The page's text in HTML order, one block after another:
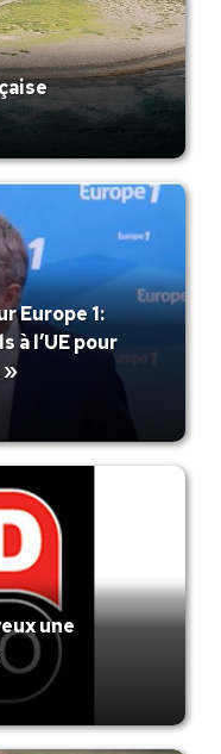
Europe 1:
à l’UE pour
»
une